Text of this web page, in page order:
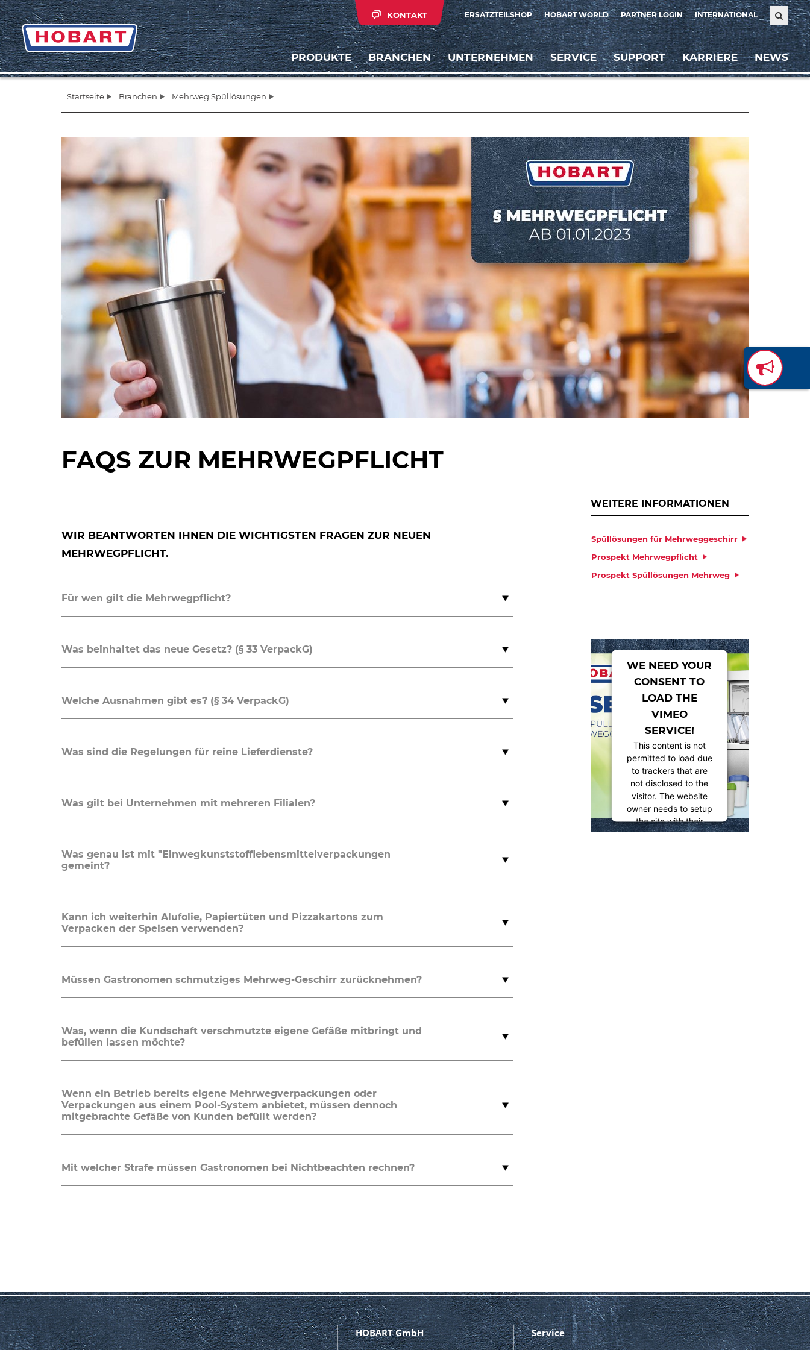
ERSATZTEILSHOP HOBART WORLD PARTNER LOGIN INTERNATIONAL
KONTAKT
PRODUKTE BRANCHEN UNTERNEHMEN SERVICE SUPPORT KARRIERE NEWS
Startseite Branchen Mehrweg Spüllösungen
FAQS ZUR MEHRWEGPFLICHT
WIR BEANTWORTEN IHNEN DIE WICHTIGSTEN FRAGEN ZUR NEUEN
MEHRWEGPFLICHT.
Für wen gilt die Mehrwegpflicht?
Was beinhaltet das neue Gesetz? (§ 33 VerpackG)
Welche Ausnahmen gibt es? (§ 34 VerpackG)
Was sind die Regelungen für reine Lieferdienste?
Was gilt bei Unternehmen mit mehreren Filialen?
Was genau ist mit "Einwegkunststofflebensmittelverpackungen
gemeint?
Kann ich weiterhin Alufolie, Papiertüten und Pizzakartons zum
Verpacken der Speisen verwenden?
Müssen Gastronomen schmutziges Mehrweg-Geschirr zurücknehmen?
Was, wenn die Kundschaft verschmutzte eigene Gefäße mitbringt und
befüllen lassen möchte?
Wenn ein Betrieb bereits eigene Mehrwegverpackungen oder
Verpackungen aus einem Pool-System anbietet, müssen dennoch
mitgebrachte Gefäße von Kunden befüllt werden?
Mit welcher Strafe müssen Gastronomen bei Nichtbeachten rechnen?
WEITERE INFORMATIONEN
Spüllösungen für Mehrweggeschirr
Prospekt Mehrwegpflicht
Prospekt Spüllösungen Mehrweg
WE NEED YOUR
CONSENT TO
LOAD THE
VIMEO
SERVICE!
This content is not
permitted to load due
to trackers that are
not disclosed to the
visitor. The website
owner needs to setup
the site with their
CMP to add this
HOBART GmbH Service